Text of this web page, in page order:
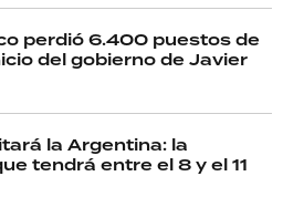
perdió 6.400 puestos de
del gobierno de Javier
la Argentina: la
tendrá entre el 8 y el 11